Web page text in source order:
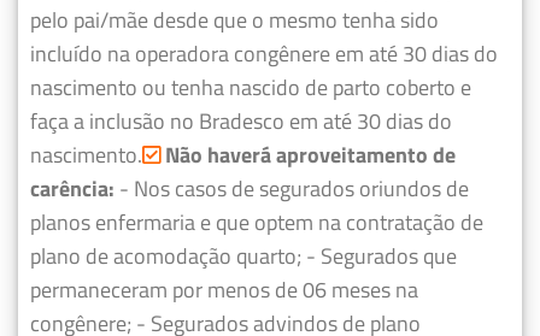
pelo pai/mãe desde que o mesmo tenha sido
incluído na operadora congênere em até 30 dias do
nascimento ou tenha nascido de parto coberto e
faça a inclusão no Bradesco em até 30 dias do
nascimento. Não haverá aproveitamento de
carência: - Nos casos de segurados oriundos de
planos enfermaria e que optem na contratação de
plano de acomodação quarto; - Segurados que
permaneceram por menos de 06 meses na
congênere; - Segurados advindos de plano